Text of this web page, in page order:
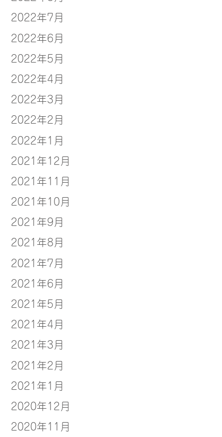
2022年7月
2022年6月
2022年5月
2022年4月
2022年3月
2022年2月
2022年1月
2021年12月
2021年11月
2021年10月
2021年9月
2021年8月
2021年7月
2021年6月
2021年5月
2021年4月
2021年3月
2021年2月
2021年1月
2020年12月
2020年11月